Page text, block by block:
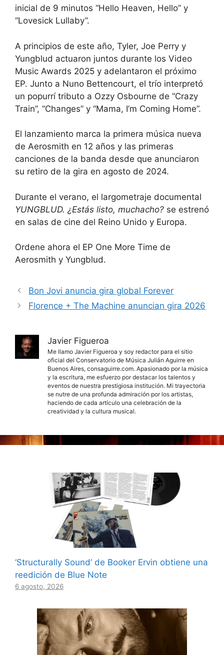
inicial de 9 minutos “Hello Heaven, Hello” y
“Lovesick Lullaby”.
A principios de este año, Tyler, Joe Perry y
Yungblud actuaron juntos durante los Video
Music Awards 2025 y adelantaron el próximo
EP. Junto a Nuno Bettencourt, el trío interpretó
un popurrí tributo a Ozzy Osbourne de “Crazy
Train”, “Changes” y “Mama, I’m Coming Home”.
El lanzamiento marca la primera música nueva
de Aerosmith en 12 años y las primeras
canciones de la banda desde que anunciaron
su retiro de la gira en agosto de 2024.
Durante el verano, el largometraje documental
YUNGBLUD. ¿Estás listo, muchacho? se estrenó
en salas de cine del Reino Unido y Europa.
Ordene ahora el EP One More Time de
Aerosmith y Yungblud.
Bon Jovi anuncia gira global Forever
Florence + The Machine anuncian gira 2026
Javier Figueroa
Me llamo Javier Figueroa y soy redactor para el sitio
oficial del Conservatorio de Música Julián Aguirre en
Buenos Aires, consaguirre.com. Apasionado por la música
y la escritura, me esfuerzo por destacar los talentos y
eventos de nuestra prestigiosa institución. Mi trayectoria
se nutre de una profunda admiración por los artistas,
haciendo de cada artículo una celebración de la
creatividad y la cultura musical.
‘Structurally Sound’ de Booker Ervin obtiene una
reedición de Blue Note
6 agosto, 2026